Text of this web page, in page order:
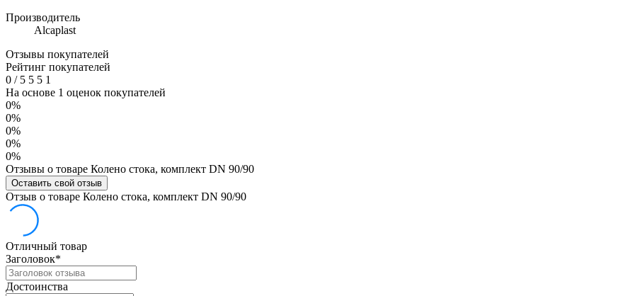
Производитель
Alcaplast
Отзывы покупателей
Рейтинг покупателей
0 /5 5 5 1
На основе 1 оценок покупателей
0%
0%
0%
0%
0%
Отзывы о товаре Колено стока, комплект DN 90/90
Оставить свой отзыв
Отзыв о товаре Колено стока, комплект DN 90/90
Отличный товар
Заголовок*
Достоинства